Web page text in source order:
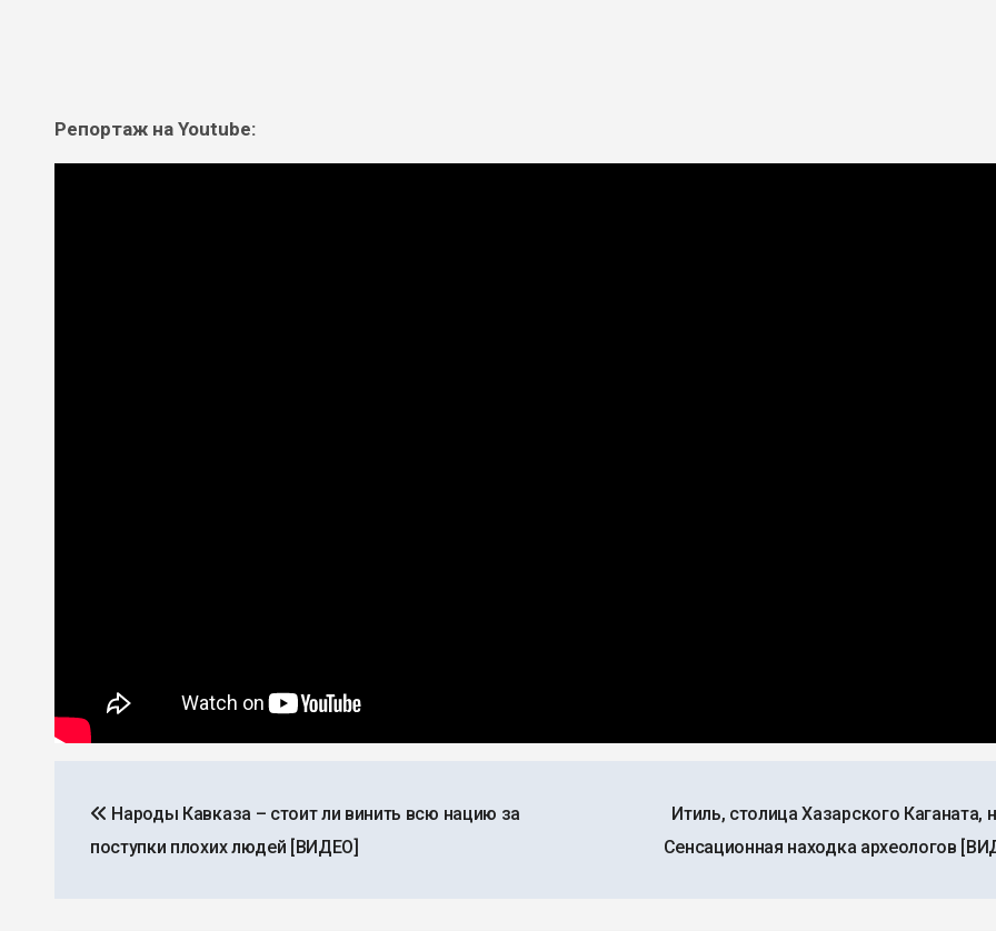
Репортаж на Youtube:
по
Народы Кавказа – стоит ли винить всю нацию за
поступки плохих людей [ВИДЕО]
Итиль, столица Хазарского Каганата,
Сенсационная находка археологов